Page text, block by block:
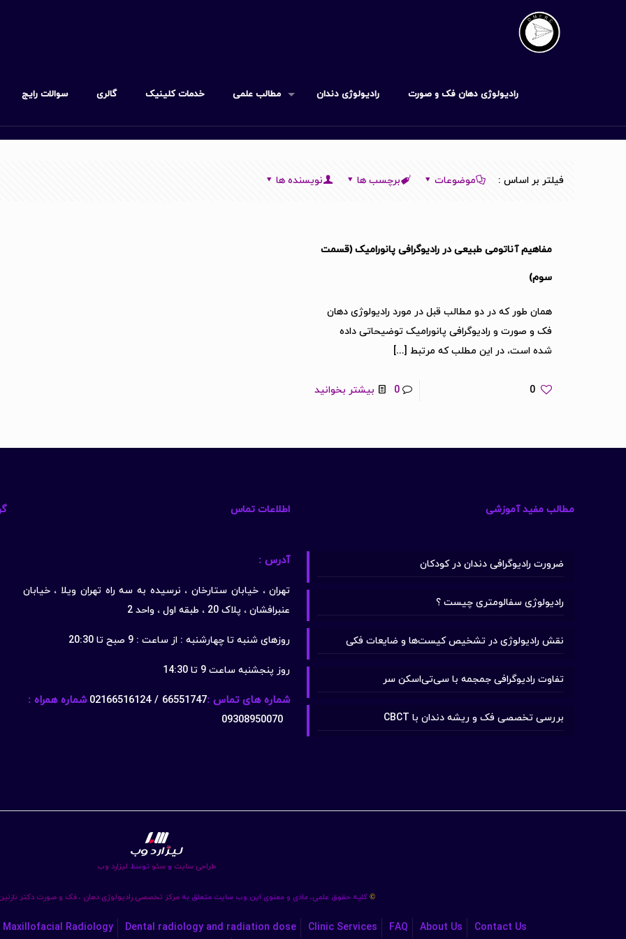
رادیولوژی دهان فک و صورت رادیولوژی دندان مطالب علمی خدمات کلینیک گالری سوالات رایج
فیلتر بر اساس : موضوعات برچسب ها نویسنده ها
مفاهیم آناتومی طبیعی در رادیوگرافی پانورامیک (قسمت
سوم)
همان طور که در دو مطالب قبل در مورد رادیولوژی دهان
فک و صورت و رادیوگرافی پانورامیک توضیحاتی داده
شده است، در این مطلب که مرتبط […]
0
0 بیشتر بخوانید
مطالب مفید آموزشی
ضرورت رادیوگرافی دندان در کودکان
رادیولوژی سفالومتری چیست ؟
نقش رادیولوژی در تشخیص کیست‌ها و ضایعات فکی
تفاوت رادیوگرافی جمجمه با سی‌تی‌اسکن سر
بررسی تخصصی فک و ریشه دندان با CBCT
اطلاعات تماس
آدرس :
تهران ، خیابان ستارخان ، نرسیده به سه راه تهران ویلا ، خیابان
عنبرافشان ، پلاک 20 ، طبقه اول ، واحد 2
روزهای شنبه تا چهارشنبه : از ساعت : 9 صبح تا 20:30
روز پنجشنبه ساعت 9 تا 14:30
شماره های تماس :66551747 / 02166516124
شماره همراه :
09308950070
طراحی سایت و سئو توسط لیزارد وب
© کلیه حقوق علمی، مادی و معنوی این وب سایت متعلق به مرکز تخصصی رادیولوژی دهان ، فک و صورت دکتر
Contact Us
About Us
FAQ
Clinic Services
Dental radiology and radiation dose
Maxillofacial Radiology